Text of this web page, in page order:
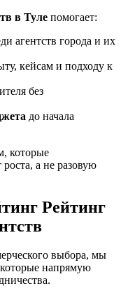
в Туле помогает:
агентств города и их
кейсам и подходу к
без
до начала
которые
а не разовую
Рейтинг
выбора, мы
напрямую